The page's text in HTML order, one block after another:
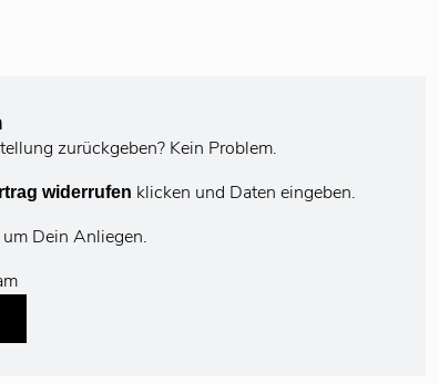
zurückgeben? Kein Problem.
widerrufen klicken und Daten eingeben.
Dein Anliegen.